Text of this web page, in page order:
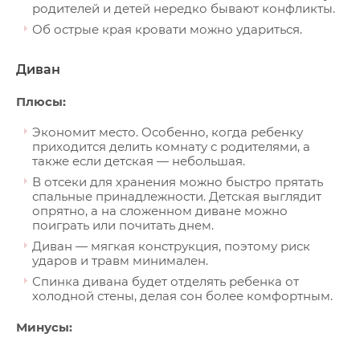
родителей и детей нередко бывают конфликты.
Об острые края кровати можно удариться.
Диван
Плюсы:
Экономит место. Особенно, когда ребенку
приходится делить комнату с родителями, а
также если детская — небольшая.
В отсеки для хранения можно быстро прятать
спальные принадлежности. Детская выглядит
опрятно, а на сложенном диване можно
поиграть или почитать днем.
Диван — мягкая конструкция, поэтому риск
ударов и травм минимален.
Спинка дивана будет отделять ребенка от
холодной стены, делая сон более комфортным.
Минусы: